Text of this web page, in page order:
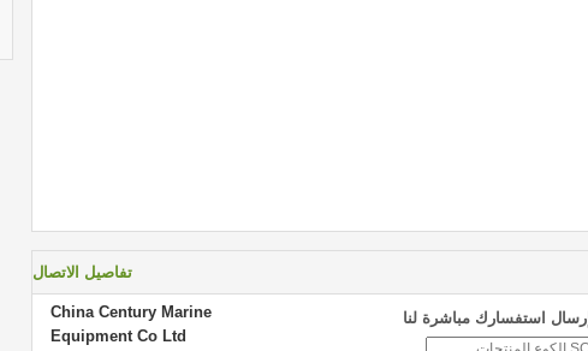
تفاصيل الاتصال
China Century Marine
Equipment Co Ltd
إرسال استفسارك مباشرة لنا